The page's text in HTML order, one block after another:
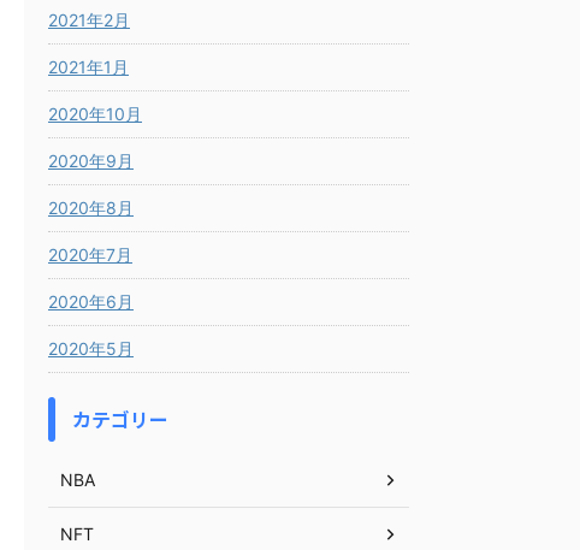
2021年2月
2021年1月
2020年10月
2020年9月
2020年8月
2020年7月
2020年6月
2020年5月
カテゴリー
NBA
NFT